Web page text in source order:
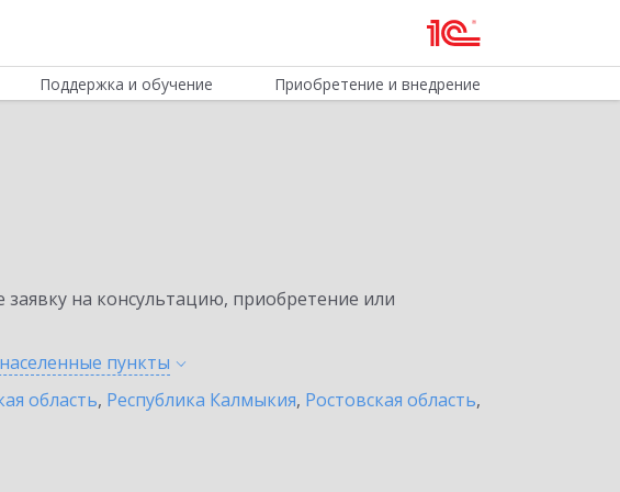
Поддержка и обучение Приобретение и внедрение
на консультацию, приобретение или
пункты
область, Республика Калмыкия, Ростовская область,